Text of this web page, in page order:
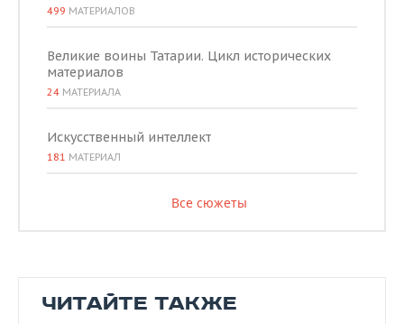
499 МАТЕРИАЛОВ
Великие воины Татарии. Цикл исторических
материалов
24 МАТЕРИАЛА
Искусственный интеллект
181 МАТЕРИАЛ
Все сюжеты
ЧИТАЙТЕ ТАКЖЕ